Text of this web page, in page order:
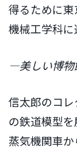
得るために
機械工学科に
―美しい博物
信太郎のコ
の鉄道模型を
蒸気機関車